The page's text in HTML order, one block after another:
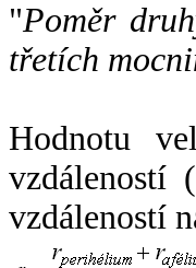
"Poměr
třetích
Hodnotu
vzdáleností
vzdáleností